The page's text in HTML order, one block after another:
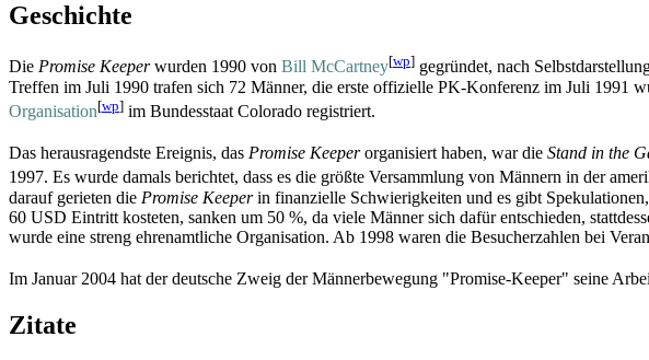
Geschichte
Die Promise Keeperwurden 1990 von Bill McCartney[wp] gegründet, nach
Treffen im Juli 1990 trafen sich 72 Männer, die erste offizielle PK-Konferenz im Juli 1991
Organisation[wp] im Bundesstaat Colorado registriert.
Das herausragendste Ereignis, das Promise Keeperorganisiert haben, war die Stand in the
1997. Es wurde damals berichtet, dass es die größte Versammlung von Männern in der
darauf gerieten die Promise Keeperin finanzielle Schwierigkeiten und es gibt
60 USD Eintritt kosteten, sanken um 50 %, da viele Männer sich dafür entschieden,
wurde eine streng ehren­amtliche Organisation. Ab 1998 waren die Besucher­zahlen bei
Im Januar 2004 hat der deutsche Zweig der Männerbewegung "Promise-Keeper" seine
Zitate